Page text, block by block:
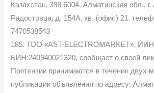
Казахстан, 398 6004, Алматинская обл.,
Радостовца, д. 154А, кв. (офис) 21,
7470538543
185. ТОО «AST-ELECTROMARKET»,
БИН:240940021320, сообщает о своей
Претензии принимаются в течение двух
публикации объявления по адресу: